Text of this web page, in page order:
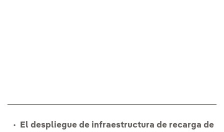
El despliegue de infraestructura de recarga de